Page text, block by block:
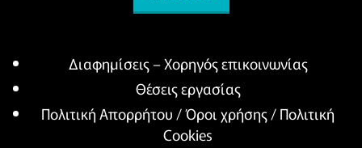
Διαφημίσεις – Χορηγός επικοινωνίας
Θέσεις εργασίας
Πολιτική Απορρήτου / Όροι χρήσης / Πολιτική
Cookies